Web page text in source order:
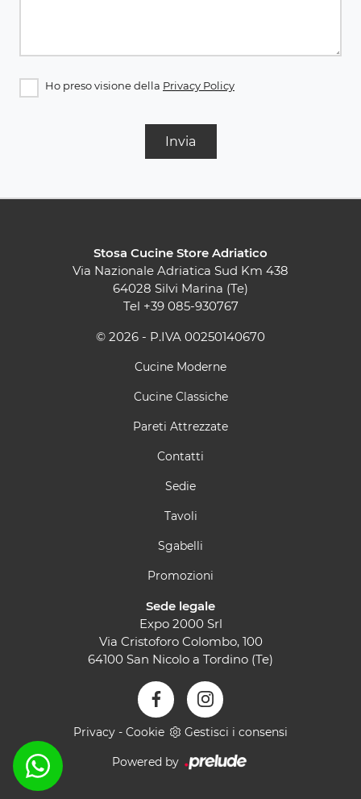
Ho preso visione della Privacy Policy
Invia
Stosa Cucine Store Adriatico
Via Nazionale Adriatica Sud Km 438
64028 Silvi Marina (Te)
Tel +39 085-930767
© 2026 - P.IVA 00250140670
Cucine Moderne
Cucine Classiche
Pareti Attrezzate
Contatti
Sedie
Tavoli
Sgabelli
Promozioni
Sede legale
Expo 2000 Srl
Via Cristoforo Colombo, 100
64100 San Nicolo a Tordino (Te)
Privacy - Cookie Gestisci i consensi
Powered by